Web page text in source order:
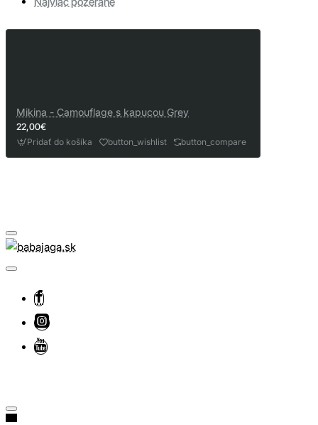
Mikina - Camouflage s kapucou Grey
22,00€
Pridať do košíka button_wishlist button_compare